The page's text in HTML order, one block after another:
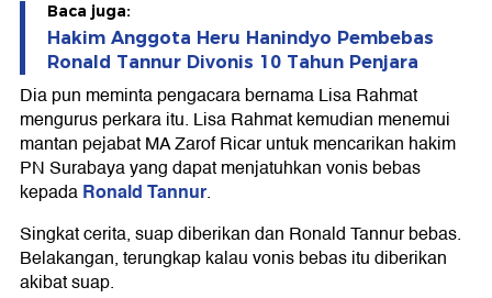
Baca juga:
Hakim Anggota Heru Hanindyo Pembebas
Ronald Tannur Divonis 10 Tahun Penjara
Dia pun meminta pengacara bernama Lisa Rahmat
mengurus perkara itu. Lisa Rahmat kemudian menemui
mantan pejabat MA Zarof Ricar untuk mencarikan hakim
PN Surabaya yang dapat menjatuhkan vonis bebas
kepadaRonald Tannur.
Singkat cerita, suap diberikan dan Ronald Tannur bebas.
Belakangan, terungkap kalau vonis bebas itu diberikan
akibat suap.